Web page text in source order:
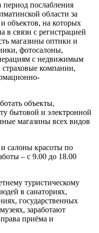
период послабления
области за
объектов, на которых
в связи с регистрацией
магазины оптики и
фотосалоны,
с недвижимым
компании,
объекты,
бытовой и электронной
магазины всех видов
салоны красоты по
– с 9.00 до 18.00
туристическому
в санаториях,
государственных
заработают
приёма и